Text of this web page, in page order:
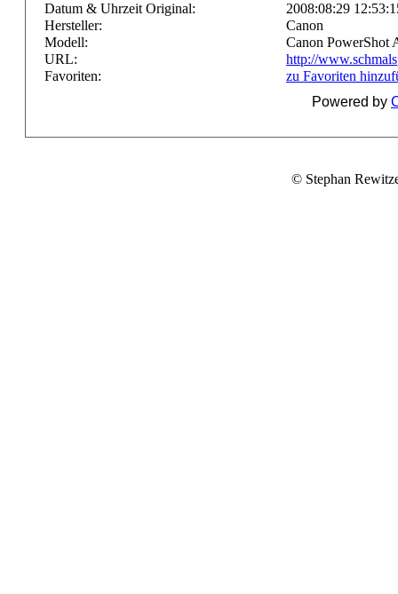
Datum & Uhrzeit Original:
2008:08:29
Hersteller:
Canon
Modell:
Canon PowerShot
URL:
http://
Favoriten:
zu Favoriten
Powered by
© Stephan